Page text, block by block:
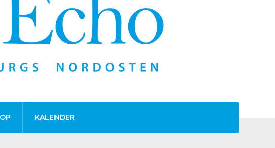
KALENDER